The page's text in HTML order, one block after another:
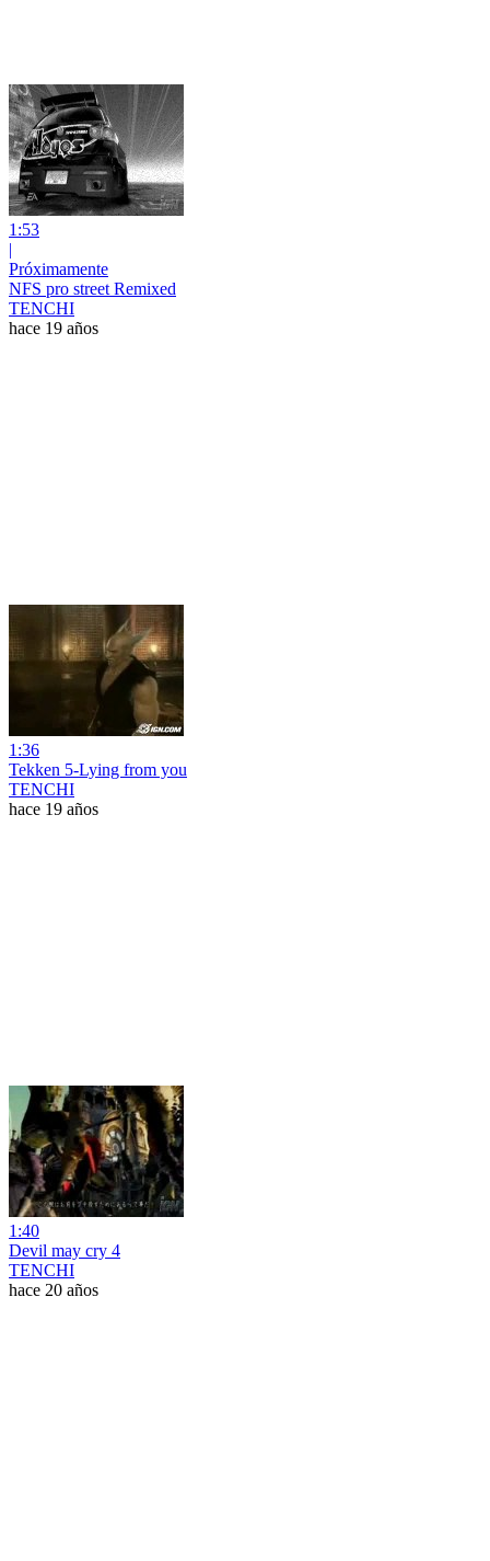
1:53
|
Próximamente
NFS pro street Remixed
TENCHI
hace 19 años
1:36
Tekken 5-Lying from you
TENCHI
hace 19 años
1:40
Devil may cry 4
TENCHI
hace 20 años